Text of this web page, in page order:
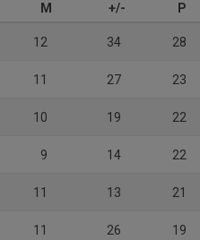
M +/- P
12 34 28
11 27 23
10 19 22
9 14 22
11 13 21
11 26 19